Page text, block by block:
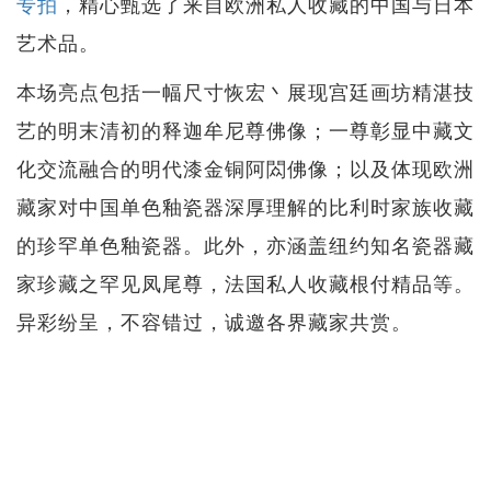
艺术品。
本场亮点包括一幅尺寸恢宏丶展现宫廷画坊精湛技
艺的明末清初的释迦牟尼尊佛像；一尊彰显中藏文
化交流融合的明代漆金铜阿閦佛像；以及体现欧洲
藏家对中国单色釉瓷器深厚理解的比利时家族收藏
的珍罕单色釉瓷器。此外，亦涵盖纽约知名瓷器藏
家珍藏之罕见凤尾尊，法国私人收藏根付精品等。
异彩纷呈，不容错过，诚邀各界藏家共赏。